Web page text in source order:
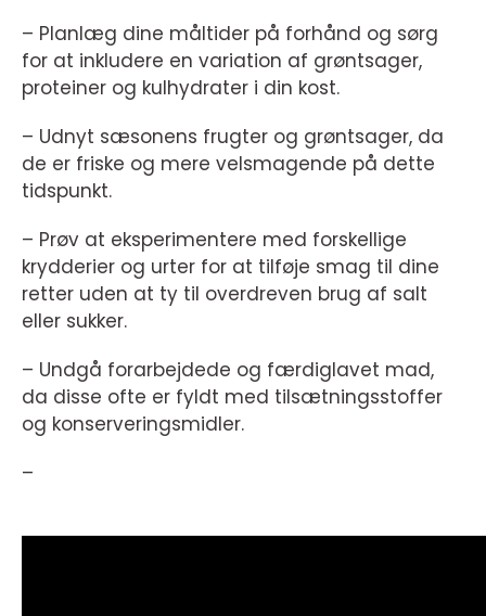
– Planlæg dine måltider på forhånd og sørg
for at inkludere en variation af grøntsager,
proteiner og kulhydrater i din kost.
– Udnyt sæsonens frugter og grøntsager, da
de er friske og mere velsmagende på dette
tidspunkt.
– Prøv at eksperimentere med forskellige
krydderier og urter for at tilføje smag til dine
retter uden at ty til overdreven brug af salt
eller sukker.
– Undgå forarbejdede og færdiglavet mad,
da disse ofte er fyldt med tilsætningsstoffer
og konserveringsmidler.
–